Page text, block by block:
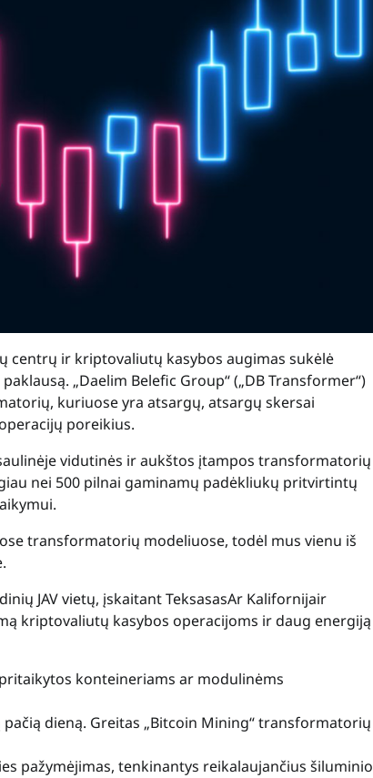
centrų ir kriptovaliutų kasybos augimas sukėlė
„Daelim Belefic Group“ („DB Transformer“)
kuriuose yra atsargų, atsargų skersai
poreikius.
vidutinės ir aukštos įtampos transformatorių
nei 500 pilnai gaminamų padėkliukų pritvirtintų
transformatorių modeliuose, todėl mus vienu iš
JAV vietų, įskaitantTeksasasAr Kalifornijair
kriptovaliutų kasybos operacijoms ir daug energiją
konteineriams ar modulinėms
dieną. Greitas „Bitcoin Mining“ transformatorių
pažymėjimas, tenkinantys reikalaujančius šiluminio